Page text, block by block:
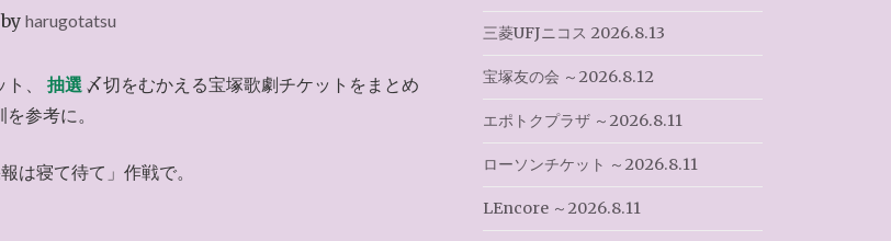
by harugotatsu
、 抽選 〆切をむかえる宝塚歌劇チケットをまとめ
参考に。
は寝て待て」作戦で。
三菱UFJニコス 2026.8.13
宝塚友の会 ～2026.8.12
エポトクプラザ ～2026.8.11
ローソンチケット ～2026.8.11
LEncore ～2026.8.11